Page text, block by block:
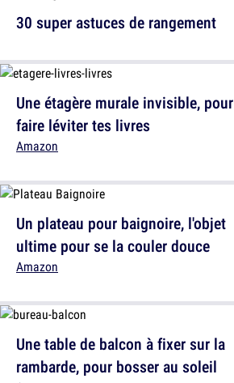
30 super astuces de rangement
Un plateau pour baignoire, l'objet
ultime pour se la couler douce
Amazon
Une étagère murale invisible, pour
faire léviter tes livres
Amazon
Une table de balcon à fixer sur la
rambarde, pour bosser au soleil